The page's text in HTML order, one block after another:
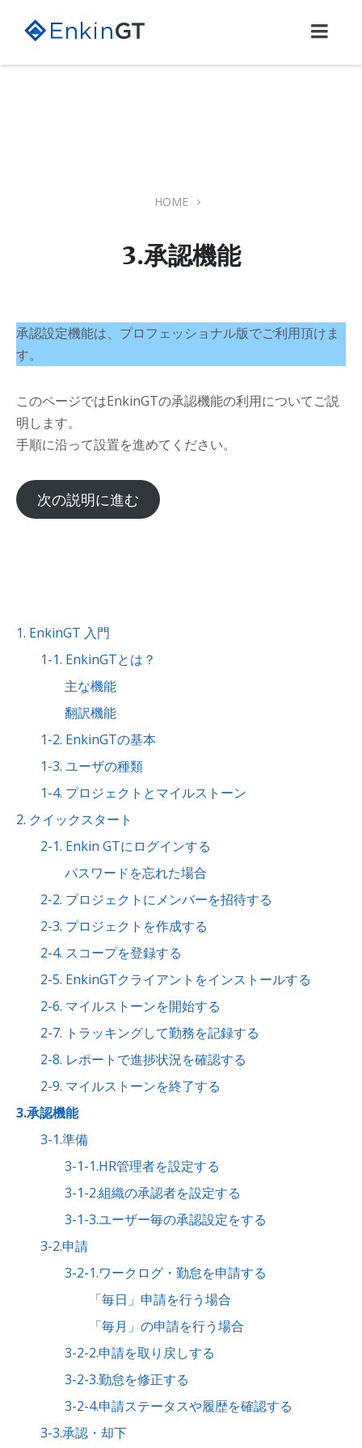
content
main
footer
HOME
3.承認機能
承認設定機能は、プロフェッショナル版でご利用頂けま
す。
このページではEnkinGTの承認機能の利用についてご説
明します。
手順に沿って設置を進めてください。
次の説明に進む
1. EnkinGT 入門
1-1. EnkinGTとは？
主な機能
翻訳機能
1-2. EnkinGTの基本
1-3. ユーザの種類
1-4. プロジェクトとマイルストーン
2. クイックスタート
2-1. Enkin GTにログインする
パスワードを忘れた場合
2-2. プロジェクトにメンバーを招待する
2-3. プロジェクトを作成する
2-4. スコープを登録する
2-5. EnkinGTクライアントをインストールする
2-6. マイルストーンを開始する
2-7. トラッキングして勤務を記録する
2-8. レポートで進捗状況を確認する
2-9. マイルストーンを終了する
3.承認機能
3-1.準備
3-1-1.HR管理者を設定する
3-1-2.組織の承認者を設定する
3-1-3.ユーザー毎の承認設定をする
3-2.申請
3-2-1.ワークログ・勤怠を申請する
「毎日」申請を行う場合
「毎月」の申請を行う場合
3-2-2.申請を取り戻しする
3-2-3.勤怠を修正する
3-2-4.申請ステータスや履歴を確認する
3-3.承認・却下